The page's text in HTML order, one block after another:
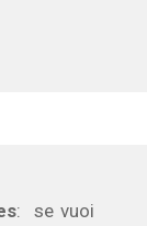
: se vuoi